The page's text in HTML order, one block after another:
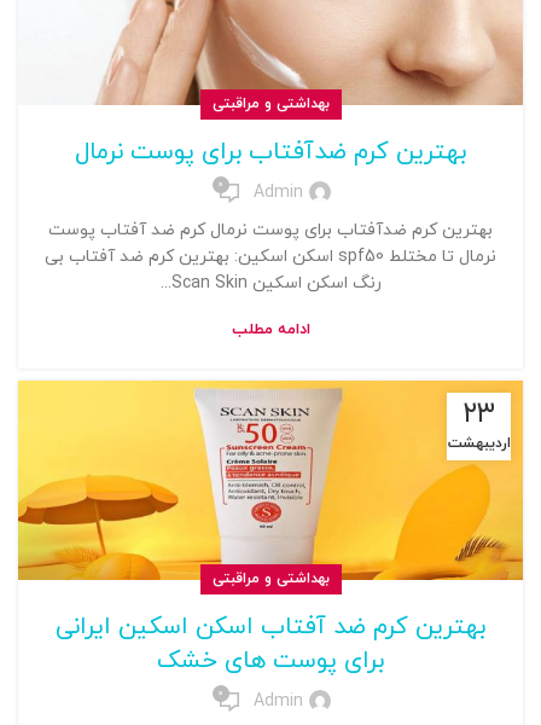
بهداشتی و مراقبتی
بهترین کرم ضدآفتاب برای پوست نرمال
Admin
0
بهترین کرم ضدآفتاب برای پوست نرمال کرم ضد آفتاب پوست
نرمال تا مختلط spf50 اسکن اسکین: بهترین کرم ضد آفتاب بی
رنگ اسکن اسکین Scan Skin...
ادامه مطلب
۲۳
اردیبهشت
بهداشتی و مراقبتی
بهترین کرم ضد آفتاب اسکن اسکین ایرانی
برای پوست های خشک
Admin
0